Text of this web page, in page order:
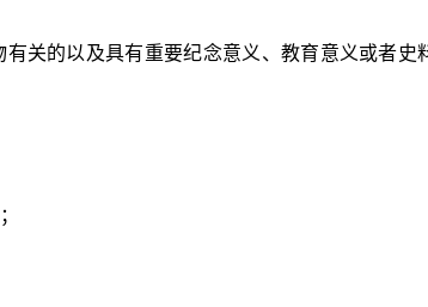
有关的以及具有重要纪念意义、教育意义或者史